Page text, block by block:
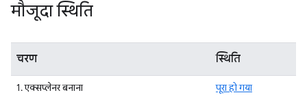
मौजूदा स्थिति
चरण स्थिति
1. एक्सप्लेनर बनाना पूरा हो गया